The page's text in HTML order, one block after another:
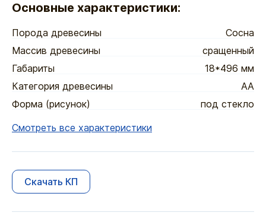
Основные характеристики:
Порода древесины
Сосна
Массив древесины
сращенный
Габариты
18*496 мм
Категория древесины
АА
Форма (рисунок)
под стекло
Смотреть все характеристики
Скачать КП